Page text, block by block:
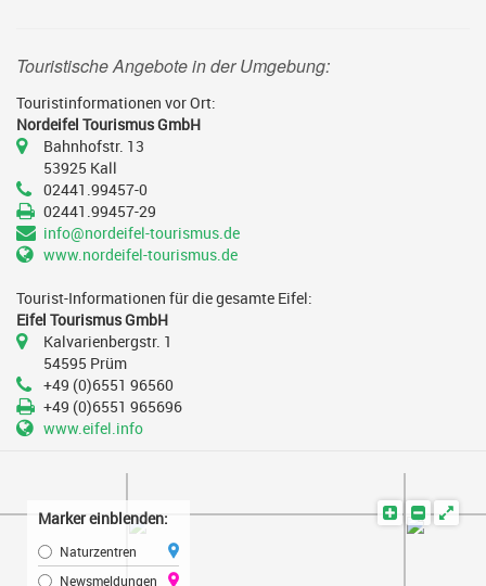
Touristische Angebote in der Umgebung:
Touristinformationen vor Ort:
Nordeifel Tourismus GmbH
Bahnhofstr. 13
53925 Kall
02441.99457-0
02441.99457-29
info@nordeifel-tourismus.de
www.nordeifel-tourismus.de
Tourist-Informationen für die gesamte Eifel:
Eifel Tourismus GmbH
Kalvarienbergstr. 1
54595 Prüm
+49 (0)6551 96560
+49 (0)6551 965696
www.eifel.info
Marker einblenden:
Naturzentren
Newsmeldungen
vergrößern